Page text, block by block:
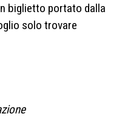
biglietto portato dalla
solo trovare